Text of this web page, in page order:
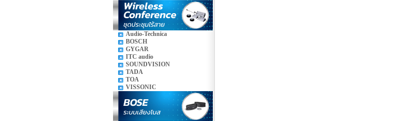
Audio-Technica
BOSCH
GYGAR
ITC audio
SOUNDVISION
TADA
TOA
VISSONIC